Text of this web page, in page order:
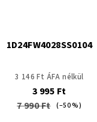
1D24FW4028SS0104
3 146 Ft ÁFA nélkül
3 995 Ft
7 990 Ft (–50 %)